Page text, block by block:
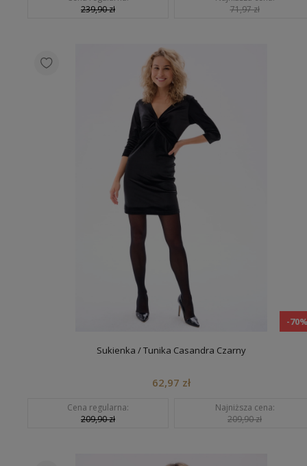
239,90 zł
71,97 zł
-
Sukienka / Tunika Casandra Czarny
62,97 zł
Cena regularna:
209,90 zł
Najniższa cena:
209,90 zł